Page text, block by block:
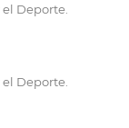
Deporte.
Deporte.